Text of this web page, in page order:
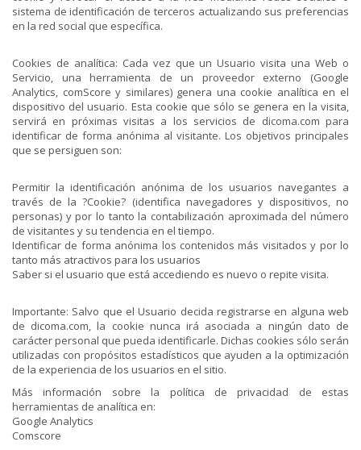
sistema de identificación de terceros actualizando sus preferencias
en la red social que específica.
Cookies de analítica: Cada vez que un Usuario visita una Web o
Servicio, una herramienta de un proveedor externo (Google
Analytics, comScore y similares) genera una cookie analítica en el
dispositivo del usuario. Esta cookie que sólo se genera en la visita,
servirá en próximas visitas a los servicios de dicoma.com para
identificar de forma anónima al visitante. Los objetivos principales
que se persiguen son:
Permitir la identificación anónima de los usuarios navegantes a
través de la ?Cookie? (identifica navegadores y dispositivos, no
personas) y por lo tanto la contabilización aproximada del número
de visitantes y su tendencia en el tiempo.
Identificar de forma anónima los contenidos más visitados y por lo
tanto más atractivos para los usuarios
Saber si el usuario que está accediendo es nuevo o repite visita.
Importante: Salvo que el Usuario decida registrarse en alguna web
de dicoma.com, la cookie nunca irá asociada a ningún dato de
carácter personal que pueda identificarle. Dichas cookies sólo serán
utilizadas con propósitos estadísticos que ayuden a la optimización
de la experiencia de los usuarios en el sitio.
Más información sobre la política de privacidad de estas
herramientas de analítica en:
Google Analytics
Comscore